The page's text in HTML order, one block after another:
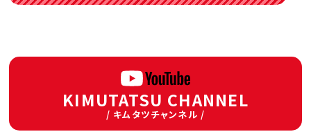
KIMUTATSU CHANNEL
/ キムタツチャンネル /